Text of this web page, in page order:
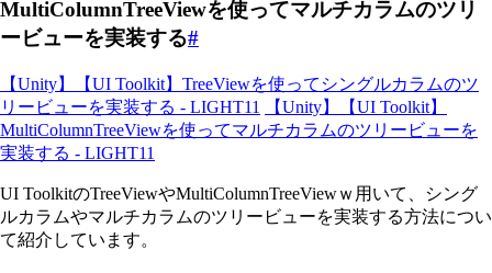
MultiColumnTreeViewを使ってマルチカラムのツリ
ービューを実装する#
【Unity】【UI Toolkit】TreeViewを使ってシングルカラムのツ
リービューを実装する - LIGHT11
【Unity】【UI Toolkit】
MultiColumnTreeViewを使ってマルチカラムのツリービューを
実装する - LIGHT11
UI ToolkitのTreeViewやMultiColumnTreeViewｗ用いて、シング
ルカラムやマルチカラムのツリービューを実装する方法につい
て紹介しています。